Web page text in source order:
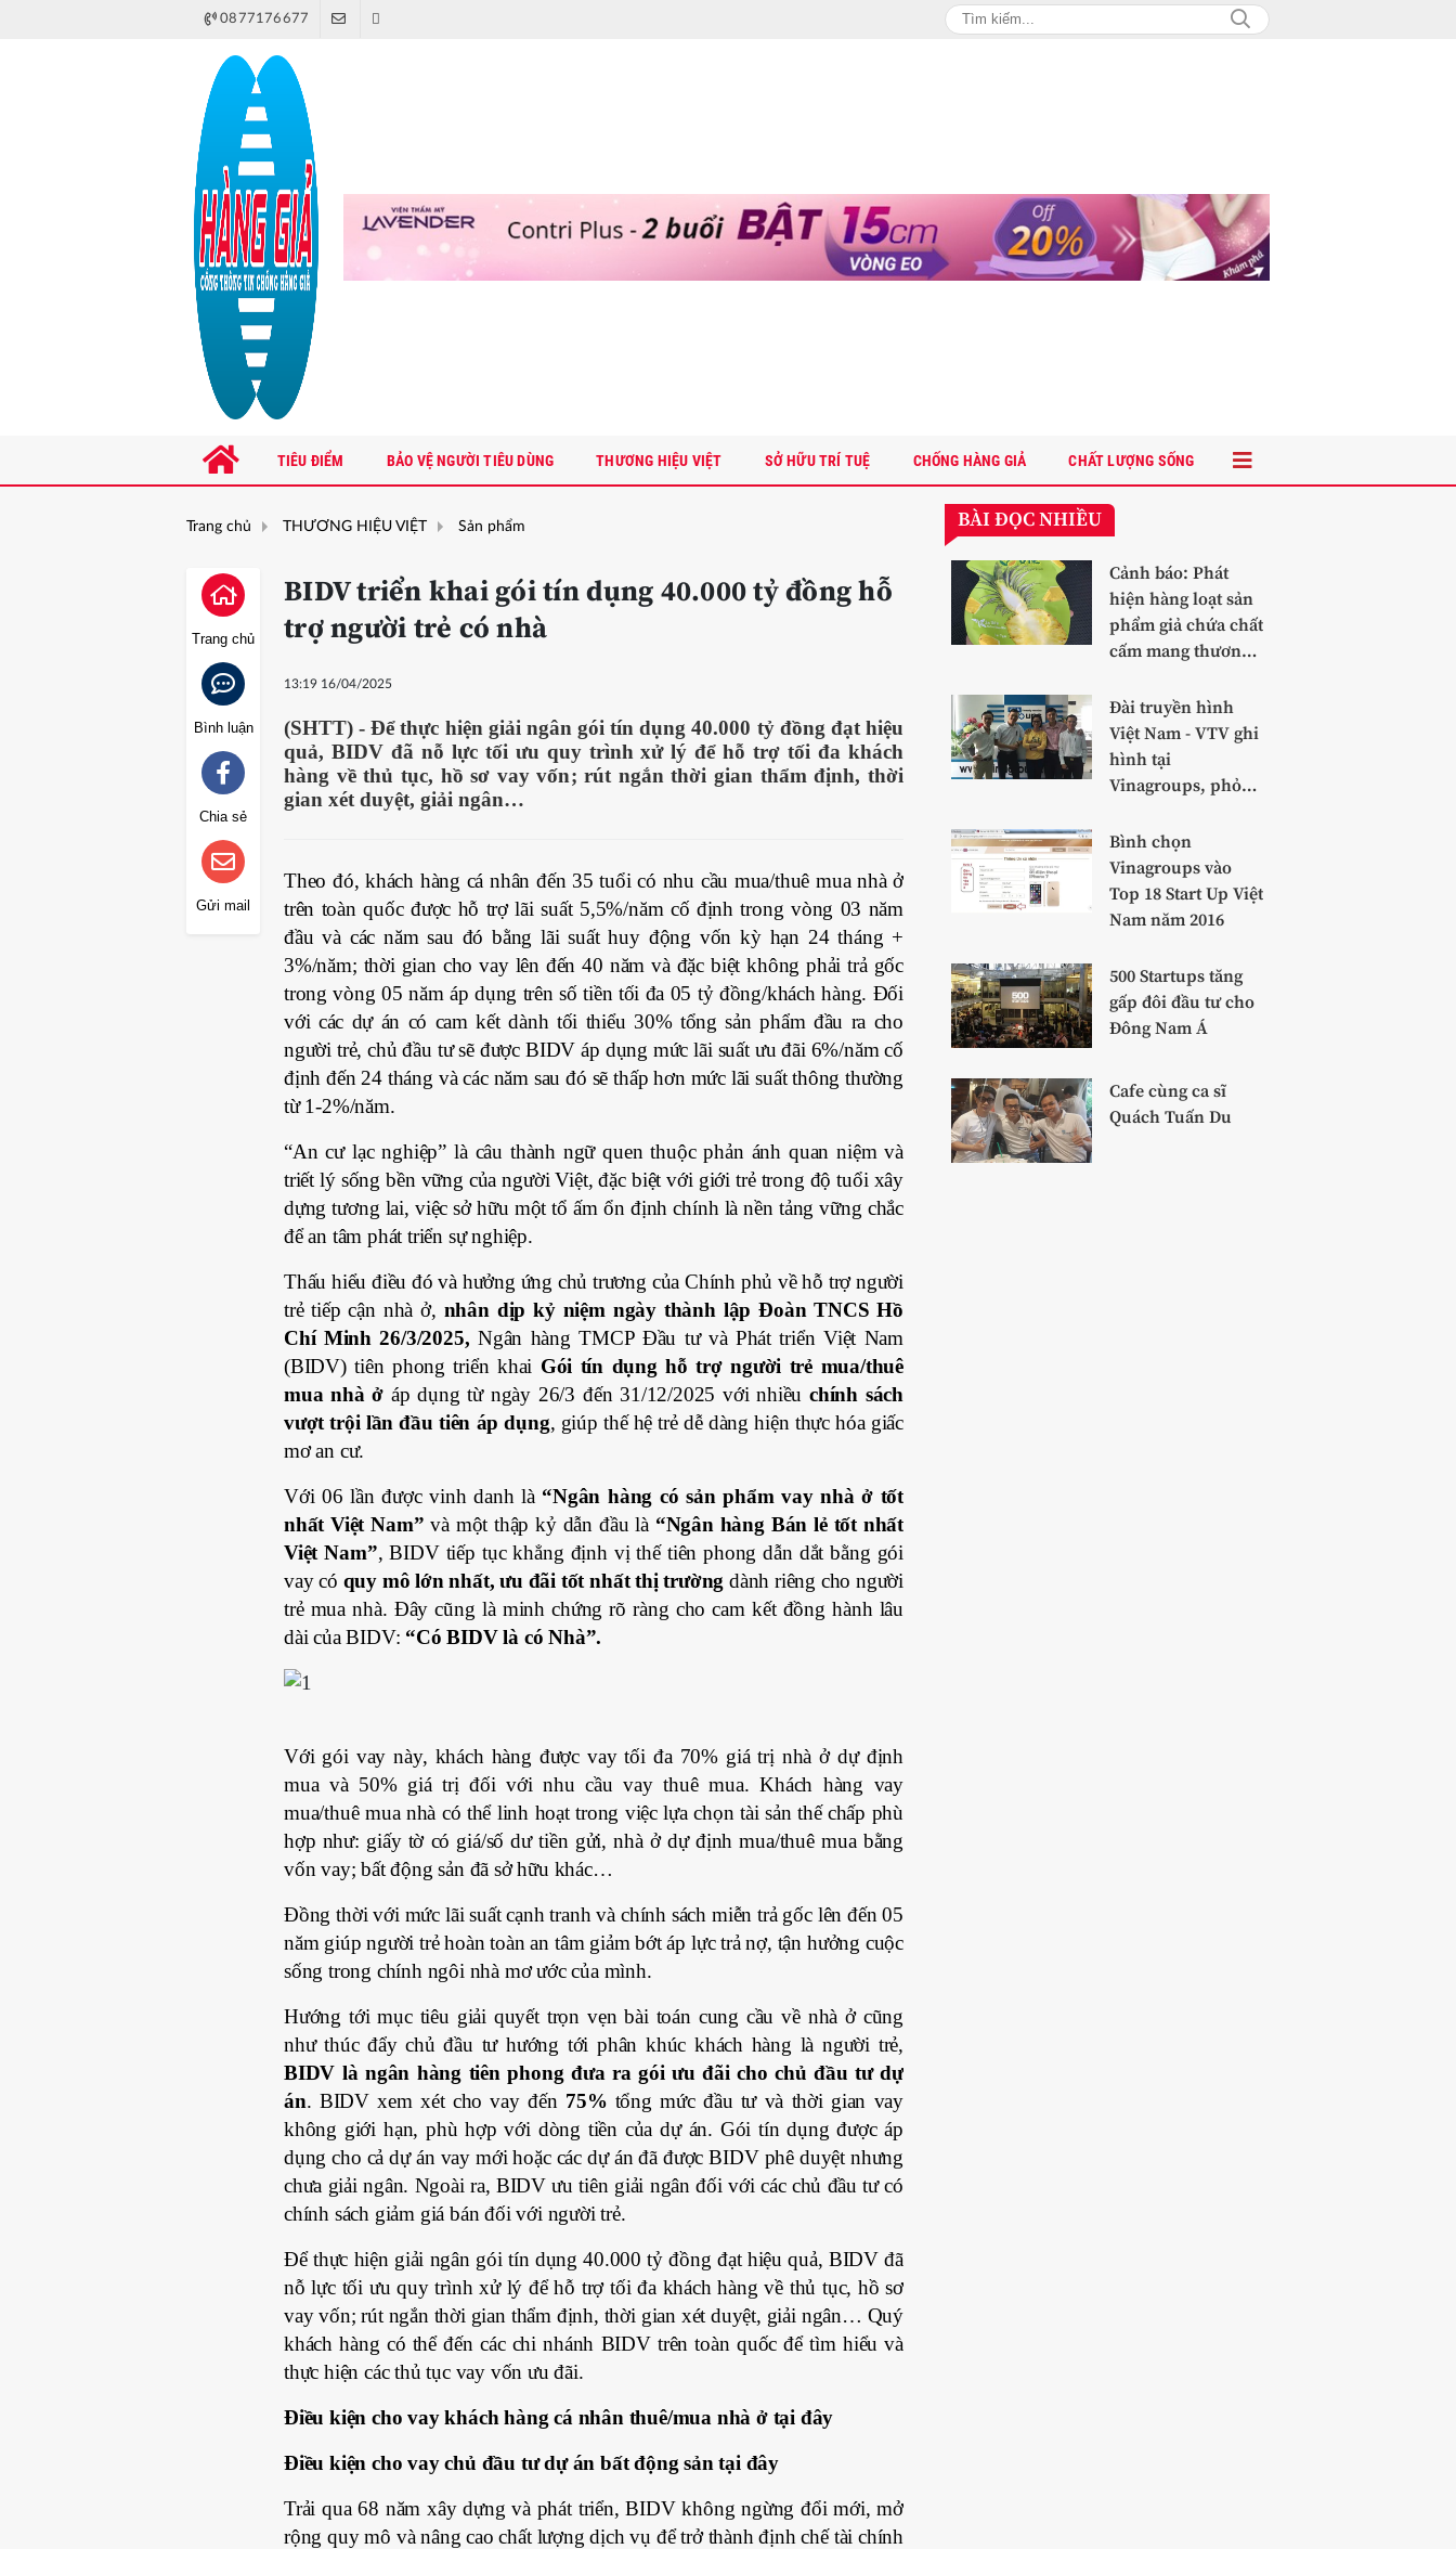
0877176677
TIÊU ĐIỂM BẢO VỆ NGƯỜI TIÊU DÙNG THƯƠNG HIỆU VIỆT SỞ HỮU TRÍ TUỆ CHỐNG HÀNG GIẢ CHẤT LƯỢNG SỐNG
Trang chủ THƯƠNG HIỆU VIỆT Sản phẩm
Trang chủ
Bình luận
Chia sẻ
Gửi mail
BIDV triển khai gói tín dụng 40.000 tỷ đồng hỗ
trợ người trẻ có nhà
13:19 16/04/2025
(SHTT) - Để thực hiện giải ngân gói tín dụng 40.000 tỷ đồng đạt hiệu
quả, BIDV đã nỗ lực tối ưu quy trình xử lý để hỗ trợ tối đa khách
hàng về thủ tục, hồ sơ vay vốn; rút ngắn thời gian thẩm định, thời
gian xét duyệt, giải ngân…
Theo đó, khách hàng cá nhân đến 35 tuổi có nhu cầu mua/thuê mua nhà ở
trên toàn quốc được hỗ trợ lãi suất 5,5%/năm cố định trong vòng 03 năm
đầu và các năm sau đó bằng lãi suất huy động vốn kỳ hạn 24 tháng +
3%/năm; thời gian cho vay lên đến 40 năm và đặc biệt không phải trả gốc
trong vòng 05 năm áp dụng trên số tiền tối đa 05 tỷ đồng/khách hàng. Đối
với các dự án có cam kết dành tối thiểu 30% tổng sản phẩm đầu ra cho
người trẻ, chủ đầu tư sẽ được BIDV áp dụng mức lãi suất ưu đãi 6%/năm cố
định đến 24 tháng và các năm sau đó sẽ thấp hơn mức lãi suất thông thường
từ 1-2%/năm.
“An cư lạc nghiệp” là câu thành ngữ quen thuộc phản ánh quan niệm và
triết lý sống bền vững của người Việt, đặc biệt với giới trẻ trong độ tuổi xây
dựng tương lai, việc sở hữu một tổ ấm ổn định chính là nền tảng vững chắc
để an tâm phát triển sự nghiệp.
Thấu hiểu điều đó và hưởng ứng chủ trương của Chính phủ về hỗ trợ người
trẻ tiếp cận nhà ở, nhân dịp kỷ niệm ngày thành lập Đoàn TNCS Hồ
Chí Minh 26/3/2025, Ngân hàng TMCP Đầu tư và Phát triển Việt Nam
(BIDV) tiên phong triển khai Gói tín dụng hỗ trợ người trẻ mua/thuê
mua nhà ởáp dụng từ ngày 26/3 đến 31/12/2025 với nhiều chính sách
vượt trội lần đầu tiên áp dụng, giúp thế hệ trẻ dễ dàng hiện thực hóa giấc
mơ an cư.
Với 06 lần được vinh danh là “Ngân hàng có sản phẩm vay nhà ở tốt
nhất Việt Nam” và một thập kỷ dẫn đầu là “Ngân hàng Bán lẻ tốt nhất
Việt Nam”, BIDV tiếp tục khẳng định vị thế tiên phong dẫn dắt bằng gói
vay có quy mô lớn nhất, ưu đãi tốt nhất thị trường dành riêng cho người
trẻ mua nhà. Đây cũng là minh chứng rõ ràng cho cam kết đồng hành lâu
dài của BIDV: “Có BIDV là có Nhà”.
Với gói vay này, khách hàng được vay tối đa 70% giá trị nhà ở dự định
mua và 50% giá trị đối với nhu cầu vay thuê mua. Khách hàng vay
mua/thuê mua nhà có thể linh hoạt trong việc lựa chọn tài sản thế chấp phù
hợp như: giấy tờ có giá/số dư tiền gửi, nhà ở dự định mua/thuê mua bằng
vốn vay; bất động sản đã sở hữu khác…
Đồng thời với mức lãi suất cạnh tranh và chính sách miễn trả gốc lên đến 05
năm giúp người trẻ hoàn toàn an tâm giảm bớt áp lực trả nợ, tận hưởng cuộc
sống trong chính ngôi nhà mơ ước của mình.
Hướng tới mục tiêu giải quyết trọn vẹn bài toán cung cầu về nhà ở cũng
như thúc đẩy chủ đầu tư hướng tới phân khúc khách hàng là người trẻ,
BIDV là ngân hàng tiên phong đưa ra gói ưu đãi cho chủ đầu tư dự
án. BIDV xem xét cho vay đến 75% tổng mức đầu tư và thời gian vay
không giới hạn, phù hợp với dòng tiền của dự án. Gói tín dụng được áp
dụng cho cả dự án vay mới hoặc các dự án đã được BIDV phê duyệt nhưng
chưa giải ngân. Ngoài ra, BIDV ưu tiên giải ngân đối với các chủ đầu tư có
chính sách giảm giá bán đối với người trẻ.
Để thực hiện giải ngân gói tín dụng 40.000 tỷ đồng đạt hiệu quả, BIDV đã
nỗ lực tối ưu quy trình xử lý để hỗ trợ tối đa khách hàng về thủ tục, hồ sơ
vay vốn; rút ngắn thời gian thẩm định, thời gian xét duyệt, giải ngân… Quý
khách hàng có thể đến các chi nhánh BIDV trên toàn quốc để tìm hiểu và
thực hiện các thủ tục vay vốn ưu đãi.
Điều kiện cho vay khách hàng cá nhân thuê/mua nhà ở tại đây
Điều kiện cho vay chủ đầu tư dự án bất động sản tại đây
Trải qua 68 năm xây dựng và phát triển, BIDV không ngừng đổi mới, mở
rộng quy mô và nâng cao chất lượng dịch vụ để trở thành định chế tài chính
BÀI ĐỌC NHIỀU
Cảnh báo: Phát
hiện hàng loạt sản
phẩm giả chứa chất
cấm mang thương
Đài truyền hình
Việt Nam - VTV ghi
hình tại
Vinagroups, phỏng
Vinafoods
Bình chọn
Vinagroups vào
Top 18 Start Up Việt
Nam năm 2016
500 Startups tăng
gấp đôi đầu tư cho
Đông Nam Á
Cafe cùng ca sĩ
Quách Tuấn Du